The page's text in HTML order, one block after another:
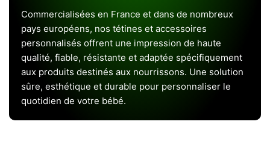
Commercialisées en France et dans de nombreux
pays européens, nos tétines et accessoires
personnalisés offrent une impression de haute
qualité, fiable, résistante et adaptée spécifiquement
aux produits destinés aux nourrissons. Une solution
sûre, esthétique et durable pour personnaliser le
quotidien de votre bébé.